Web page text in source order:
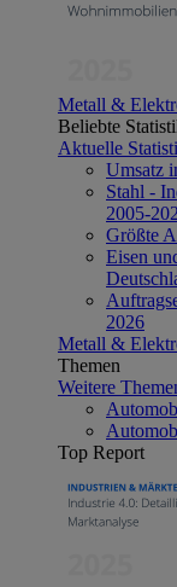
Metall &
Beliebte
Aktuelle
Umsatz
Stahl -
2005-
Größte
Eisen
2026
Metall &
Themen
Weitere
Top Report